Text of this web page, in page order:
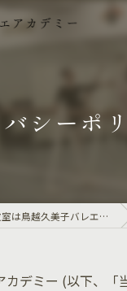
バシーポ
岡山市内のバレエ教室は鳥越久美子バレエアカデミー
カデミー (以下、「